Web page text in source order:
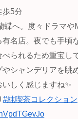
歩5分
蝶へ。度々ドラマや
有名店。夜でも手頃
べられるため重宝し
やシャンデリアを眺
しく感じますね✨
#純喫茶コレクション